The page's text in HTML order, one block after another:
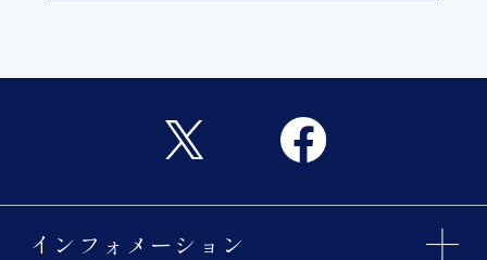
インフォメーション